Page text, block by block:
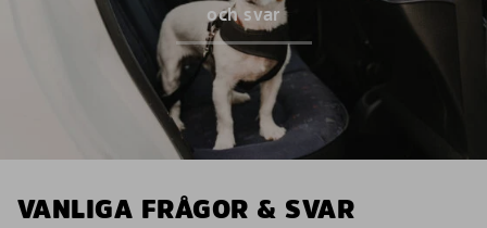
och svar
VANLIGA FRÅGOR & SVAR